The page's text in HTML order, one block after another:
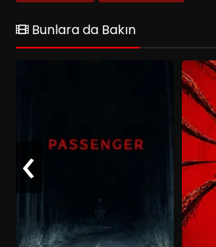
Bunlara da Bakın
‹